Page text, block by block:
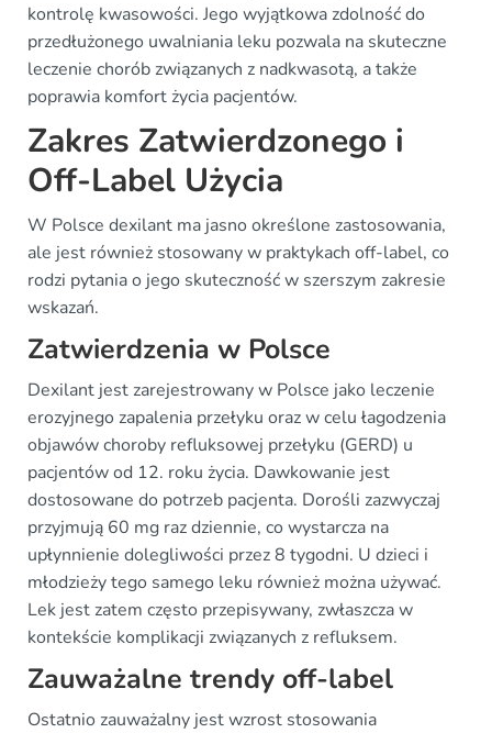
kontrolę kwasowości. Jego wyjątkowa zdolność do
przedłużonego uwalniania leku pozwala na skuteczne
leczenie chorób związanych z nadkwasotą, a także
poprawia komfort życia pacjentów.
Zakres Zatwierdzonego i
Off-Label Użycia
W Polsce dexilant ma jasno określone zastosowania,
ale jest również stosowany w praktykach off-label, co
rodzi pytania o jego skuteczność w szerszym zakresie
wskazań.
Zatwierdzenia w Polsce
Dexilant jest zarejestrowany w Polsce jako leczenie
erozyjnego zapalenia przełyku oraz w celu łagodzenia
objawów choroby refluksowej przełyku (GERD) u
pacjentów od 12. roku życia. Dawkowanie jest
dostosowane do potrzeb pacjenta. Dorośli zazwyczaj
przyjmują 60 mg raz dziennie, co wystarcza na
upłynnienie dolegliwości przez 8 tygodni. U dzieci i
młodzieży tego samego leku również można używać.
Lek jest zatem często przepisywany, zwłaszcza w
kontekście komplikacji związanych z refluksem.
Zauważalne trendy off-label
Ostatnio zauważalny jest wzrost stosowania